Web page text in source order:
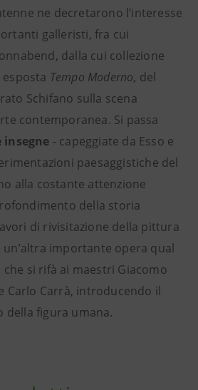
ne decretarono l’interesse
galleristi, fra cui
dalla cui collezione
Tempo Moderno, del
Schifano sulla scena
contemporanea. Si passa
insegne - capeggiate da Esso e
paesaggistiche del
alla costante attenzione
della storia
di rivisitazione della pittura
un’altra importante opera qual
che si rifà ai maestri Giacomo
Carlo Carrà, introducendo il
della figura umana.